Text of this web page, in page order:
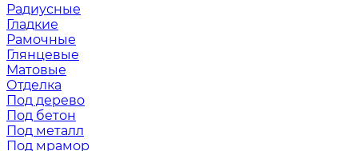
Радиусные
Гладкие
Рамочные
Глянцевые
Матовые
Отделка
Под дерево
Под бетон
Под металл
Под мрамор